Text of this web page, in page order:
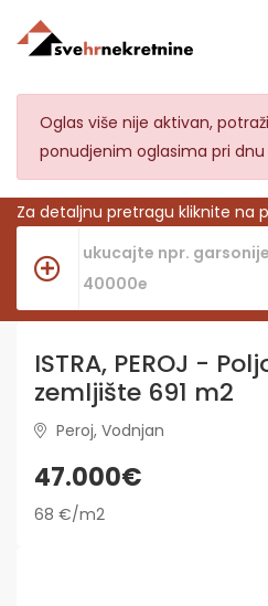
Oglas više nije aktivan,
ponudjenim oglasima pri
Za detaljnu pretragu kliknite na
ISTRA, PEROJ -
zemljište 691 m2
Peroj, Vodnjan
47.000€
68 €/m2